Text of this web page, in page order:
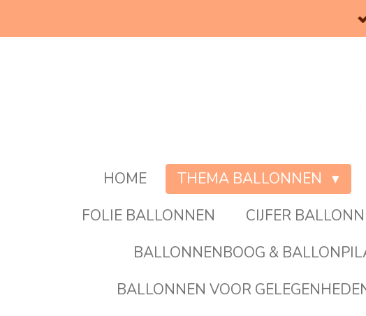
direct
HOME THEMA BALLONNEN
FOLIE BALLONNEN
CIJFER
BALLONNENBOOG &
BALLONNEN VOOR